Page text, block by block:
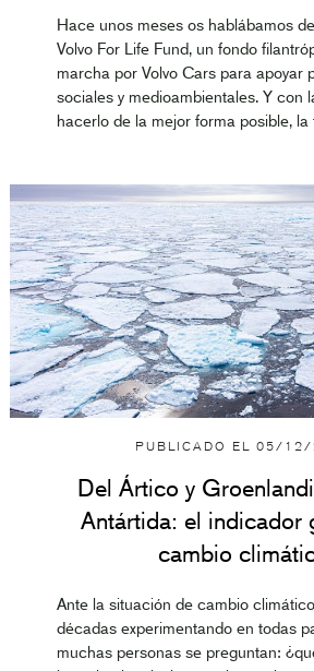
Hace unos meses os hablábamos
Volvo For Life Fund, un fondo
marcha por Volvo Cars para apoyar
sociales y medioambientales. Y con
hacerlo de la mejor forma posible, la
PUBLICADO EL05/12/
Del Ártico y
Antártida: el indicador
cambio
Ante la situación de cambio
décadas experimentando en todas
muchas personas se preguntan: